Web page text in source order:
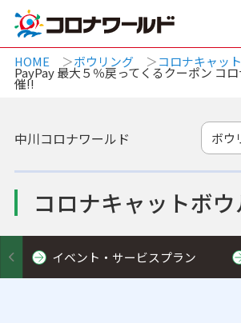
HOME ボウリング コロナキャッ
PayPay 最大５％戻ってくるクーポン コ
催!!
コロナキャットボ
中川コロナワールド ボウ
イベント・サービスプラン